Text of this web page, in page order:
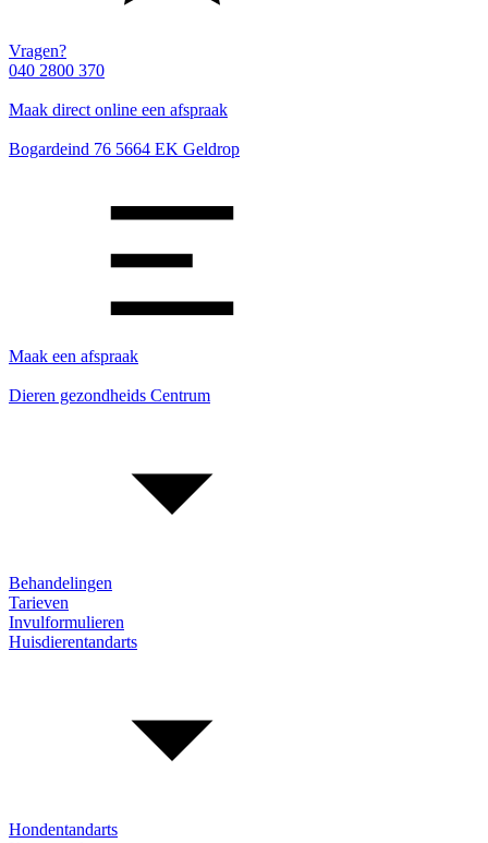
Vragen?
040 2800 370
Maak direct online een afspraak
Bogardeind 76 5664 EK Geldrop
Maak een afspraak
Dieren gezondheids Centrum
Behandelingen
Tarieven
Invulformulieren
Huisdierentandarts
Hondentandarts